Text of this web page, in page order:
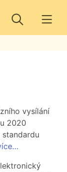
vysílání
2020